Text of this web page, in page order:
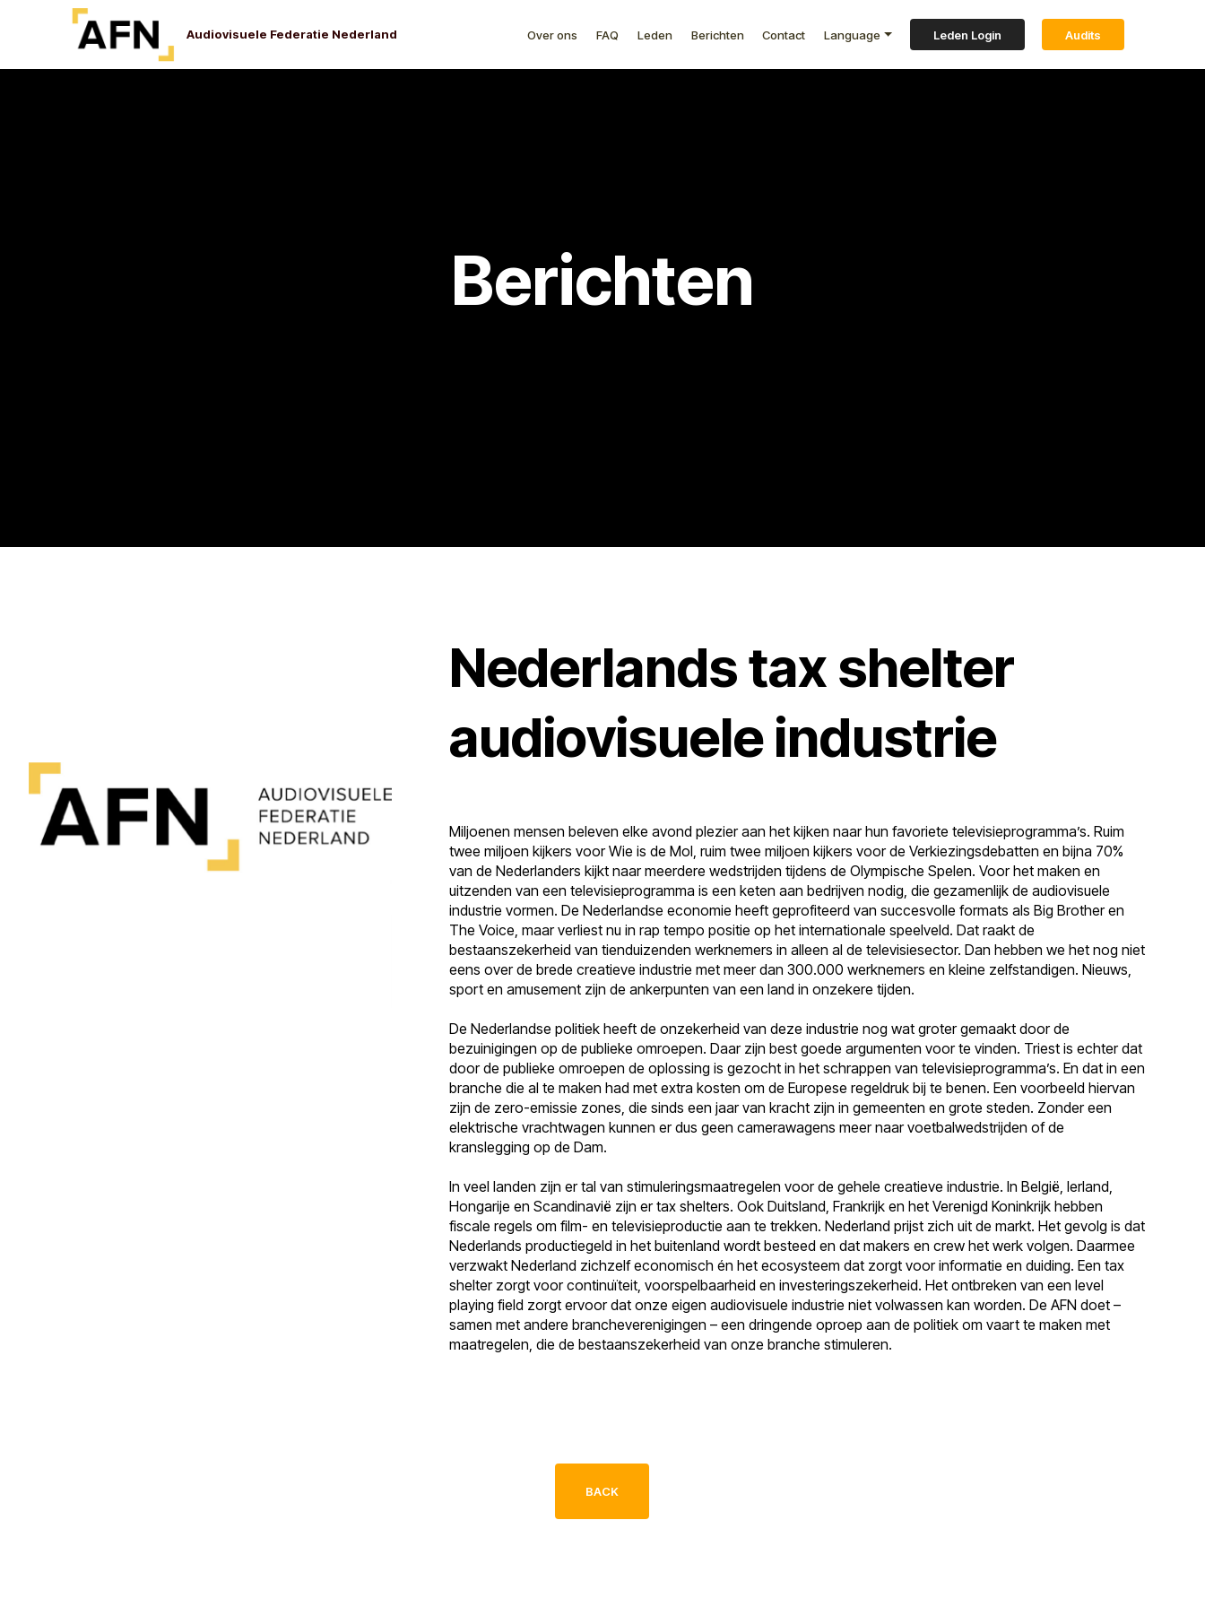
Audiovisuele Federatie Nederland Over ons FAQ Leden Berichten Contact Language Leden Login Audits
Berichten
Nederlands tax shelter
audiovisuele industrie
Miljoenen mensen beleven elke avond plezier aan het kijken naar hun favoriete televisieprogramma’s. Ruim
twee miljoen kijkers voor Wie is de Mol, ruim twee miljoen kijkers voor de Verkiezingsdebatten en bijna 70%
van de Nederlanders kijkt naar meerdere wedstrijden tijdens de Olympische Spelen. Voor het maken en
uitzenden van een televisieprogramma is een keten aan bedrijven nodig, die gezamenlijk de audiovisuele
industrie vormen. De Nederlandse economie heeft geprofiteerd van succesvolle formats als Big Brother en
The Voice, maar verliest nu in rap tempo positie op het internationale speelveld. Dat raakt de
bestaanszekerheid van tienduizenden werknemers in alleen al de televisiesector. Dan hebben we het nog niet
eens over de brede creatieve industrie met meer dan 300.000 werknemers en kleine zelfstandigen. Nieuws,
sport en amusement zijn de ankerpunten van een land in onzekere tijden.
De Nederlandse politiek heeft de onzekerheid van deze industrie nog wat groter gemaakt door de
bezuinigingen op de publieke omroepen. Daar zijn best goede argumenten voor te vinden. Triest is echter dat
door de publieke omroepen de oplossing is gezocht in het schrappen van televisieprogramma’s. En dat in een
branche die al te maken had met extra kosten om de Europese regeldruk bij te benen. Een voorbeeld hiervan
zijn de zero-emissie zones, die sinds een jaar van kracht zijn in gemeenten en grote steden. Zonder een
elektrische vrachtwagen kunnen er dus geen camerawagens meer naar voetbalwedstrijden of de
kranslegging op de Dam.
In veel landen zijn er tal van stimuleringsmaatregelen voor de gehele creatieve industrie. In België, Ierland,
Hongarije en Scandinavië zijn er tax shelters. Ook Duitsland, Frankrijk en het Verenigd Koninkrijk hebben
fiscale regels om film- en televisieproductie aan te trekken. Nederland prijst zich uit de markt. Het gevolg is dat
Nederlands productiegeld in het buitenland wordt besteed en dat makers en crew het werk volgen. Daarmee
verzwakt Nederland zichzelf economisch én het ecosysteem dat zorgt voor informatie en duiding. Een tax
shelter zorgt voor continuïteit, voorspelbaarheid en investeringszekerheid. Het ontbreken van een level
playing field zorgt ervoor dat onze eigen audiovisuele industrie niet volwassen kan worden. De AFN doet –
samen met andere brancheverenigingen – een dringende oproep aan de politiek om vaart te maken met
maatregelen, die de bestaanszekerheid van onze branche stimuleren.
BACK